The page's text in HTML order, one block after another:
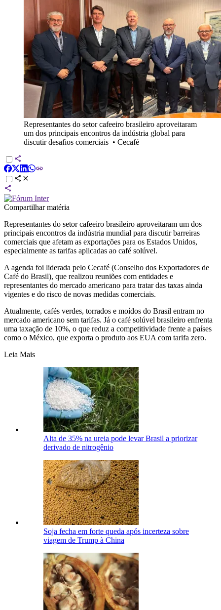
Representantes do setor cafeeiro brasileiro aproveitaram
um dos principais encontros da indústria global para
discutir desafios comerciais • Cecafé
Compartilhar matéria
Representantes do setor cafeeiro brasileiro aproveitaram um dos
principais encontros da indústria mundial para discutir barreiras
comerciais que afetam as exportações para os Estados Unidos,
especialmente as tarifas aplicadas ao café solúvel.
A agenda foi liderada pelo Cecafé (Conselho dos Exportadores de
Café do Brasil), que realizou reuniões com entidades e
representantes do mercado americano para tratar das taxas ainda
vigentes e do risco de novas medidas comerciais.
Atualmente, cafés verdes, torrados e moídos do Brasil entram no
mercado americano sem tarifas. Já o café solúvel brasileiro enfrenta
uma taxação de 10%, o que reduz a competitividade frente a países
como o México, que exporta o produto aos EUA com tarifa zero.
Leia Mais
Alta de 35% na ureia pode levar Brasil a priorizar
derivado de nitrogênio
Soja fecha em forte queda após incerteza sobre
viagem de Trump à China